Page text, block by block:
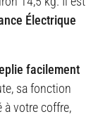
Électrique
facilement
sa fonction
à votre coffre,